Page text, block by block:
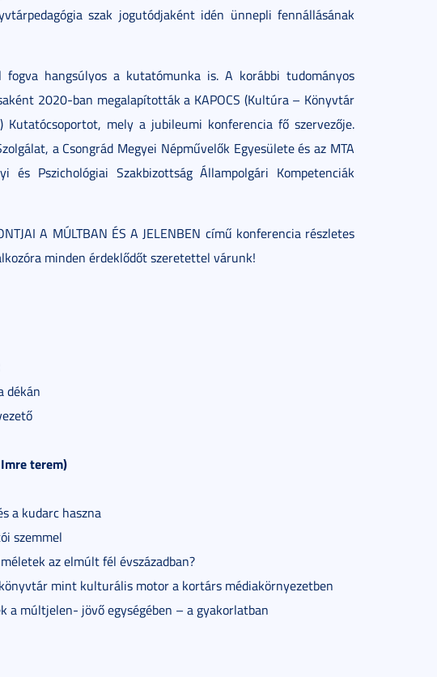
szak jogutódjaként idén ünnepli fennállásának
hangsúlyos a kutatómunka is. A korábbi tudományos
2020-ban megalapították a KAPOCS (Kultúra – Könyvtár
Kutatócsoportot, mely a jubileumi konferencia fő szervezője.
a Csongrád Megyei Népművelők Egyesülete és az MTA
és Pszichológiai Szakbizottság Állampolgári Kompetenciák
A MÚLTBAN ÉS A JELENBEN című konferencia részletes
minden érdeklődőt szeretettel várunk!
dékán
Imre terem)
a kudarc haszna
szemmel
az elmúlt fél évszázadban?
mint kulturális motor a kortárs médiakörnyezetben
a múltjelen- jövő egységében – a gyakorlatban